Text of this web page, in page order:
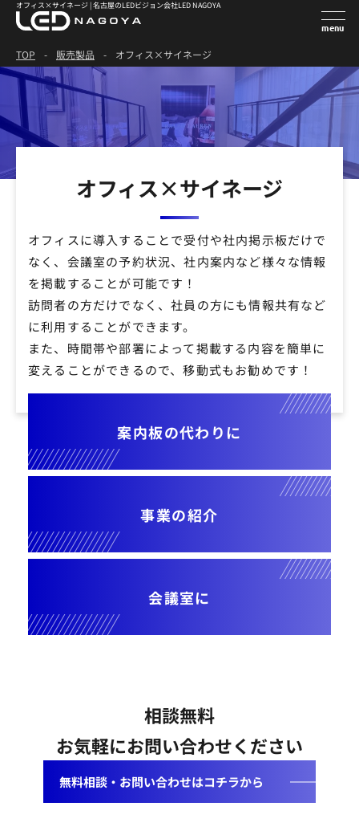
オフィス×サイネージ | 名古屋のLEDビジョン会社LED NAGOYA
TOP - 販売製品 - オフィス×サイネージ
オフィス×サイネージ
オフィスに導入することで受付や社内掲示板だけで
なく、会議室の予約状況、社内案内など様々な情報
を掲載することが可能です！
訪問者の方だけでなく、社員の方にも情報共有など
に利用することができます。
また、時間帯や部署によって掲載する内容を簡単に
変えることができるので、移動式もお勧めです！
案内板の代わりに
事業の紹介
会議室に
相談無料
お気軽にお問い合わせください
無料相談・お問い合わせはコチラから